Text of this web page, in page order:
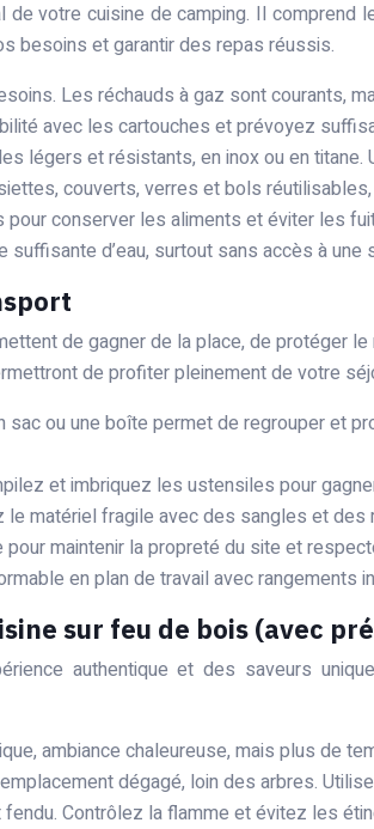
votre cuisine de camping. Il
besoins et garantir des repas réussis.
Les réchauds à gaz sont courants,
avec les cartouches et prévoyez
légers et résistants, en inox ou en
couverts, verres et bols
pour conserver les aliments et éviter les
suffisante d’eau, surtout sans accès à une
de gagner de la place, de protéger
de profiter pleinement de votre
sac ou une boîte permet de regrouper et
et imbriquez les ustensiles pour
le matériel fragile avec des sangles et
maintenir la propreté du site et
en plan de travail avec rangements
sur feu de bois (avec
authentique et des saveurs
ambiance chaleureuse, mais plus de
dégagé, loin des arbres.
Contrôlez la flamme et évitez les